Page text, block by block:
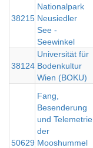
38215
Nationalpark
Neusiedler
See -
Seewinkel
38124
Universität für
Bodenkultur
Wien (BOKU)
50629
Fang,
Besenderung
und Telemetrie
der
Mooshummel